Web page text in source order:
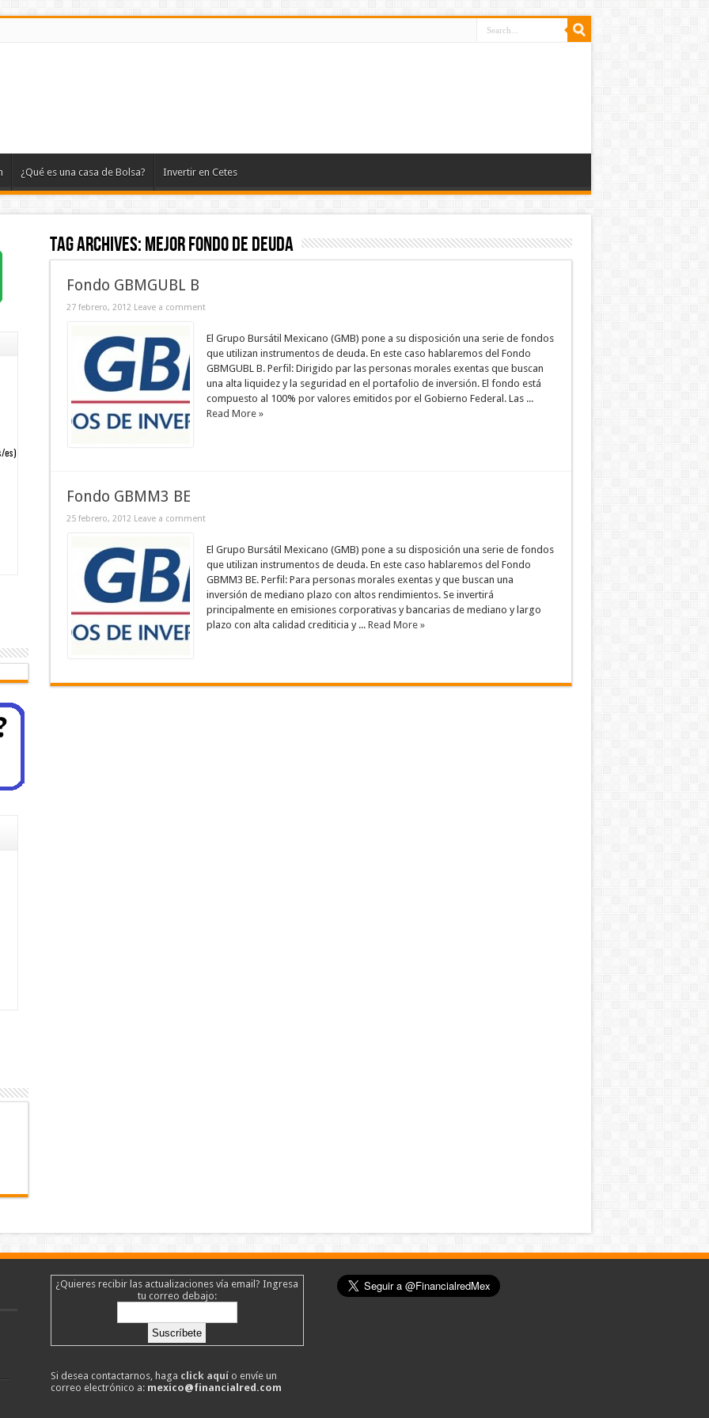
¿Qué es una casa de Bolsa? Invertir en Cetes
Tag Archives:mejor fondo de deuda
Fondo GBMGUBL B
27 febrero, 2012 Leave a comment
El Grupo Bursátil Mexicano (GMB) pone a su disposición una serie de fondos
que utilizan instrumentos de deuda. En este caso hablaremos del Fondo
GBMGUBL B. Perfil: Dirigido par las personas morales exentas que buscan
una alta liquidez y la seguridad en el portafolio de inversión. El fondo está
compuesto al 100% por valores emitidos por el Gobierno Federal. Las ...
Read More »
Fondo GBMM3 BE
25 febrero, 2012 Leave a comment
El Grupo Bursátil Mexicano (GMB) pone a su disposición una serie de fondos
que utilizan instrumentos de deuda. En este caso hablaremos del Fondo
GBMM3 BE. Perfil: Para personas morales exentas y que buscan una
inversión de mediano plazo con altos rendimientos. Se invertirá
principalmente en emisiones corporativas y bancarias de mediano y largo
plazo con alta calidad crediticia y ... Read More »
¿Quieres recibir las actualizaciones vía email? Ingresa
tu correo debajo:
Si desea contactarnos, haga click aquío envíe un
correo electrónico a: mexico@financialred.com